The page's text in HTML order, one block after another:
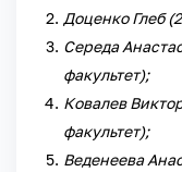
Доценко Глеб
Середа
факультет);
Ковалев
факультет);
Веденеева